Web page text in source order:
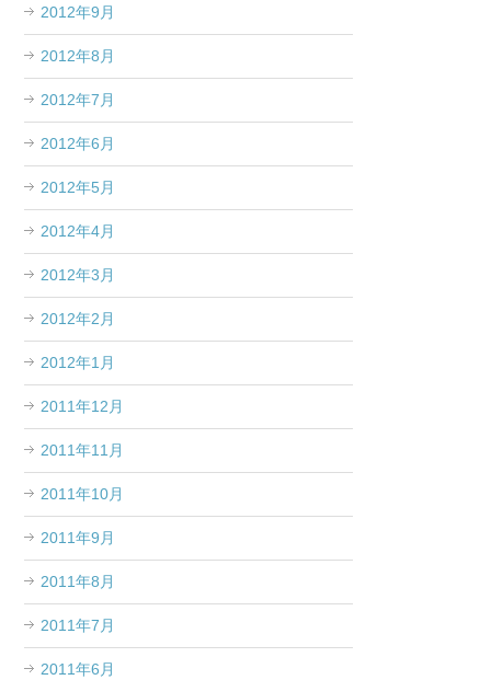
2012年9月
2012年8月
2012年7月
2012年6月
2012年5月
2012年4月
2012年3月
2012年2月
2012年1月
2011年12月
2011年11月
2011年10月
2011年9月
2011年8月
2011年7月
2011年6月